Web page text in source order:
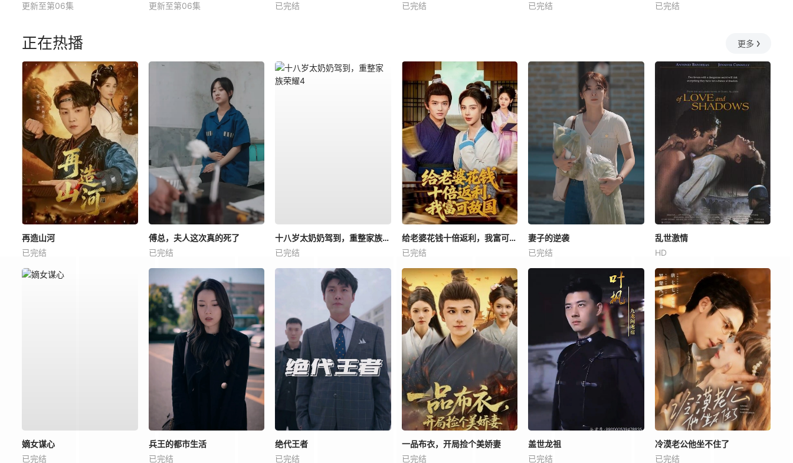
更新至第06集
更新至第06集
已完结
已完结
已完结
已完结
正在热播 更多
再造山河
已完结
傅总，夫人这次真的死了
已完结
十八岁太奶奶驾到，重整家族荣耀4
已完结
给老婆花钱十倍返利，我富可敌国
已完结
妻子的逆袭
已完结
乱世激情
HD
嫡女谋心
已完结
兵王的都市生活
已完结
绝代王者
已完结
一品布衣，开局捡个美娇妻
已完结
盖世龙祖
已完结
冷漠老公他坐不住了
已完结